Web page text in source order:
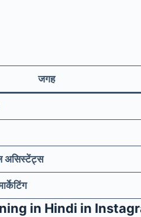
जगह
असिस्टेंट्स
in Hindi in